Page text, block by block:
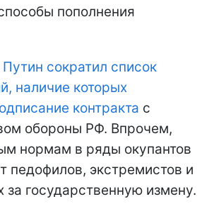
пополнения
Путин сократил список
наличие которых
контракта с
обороны РФ. Впрочем,
нормам в ряды окупантов
педофилов, экстремистов и
за государственную измену.